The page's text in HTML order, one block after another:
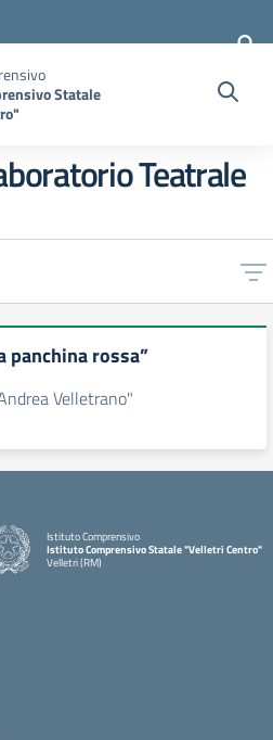
Statale
Teatrale
panchina rossa”
Velletrano"
Istituto Comprensivo
Istituto Comprensivo Statale "Velletri Centro"
Velletri (RM)